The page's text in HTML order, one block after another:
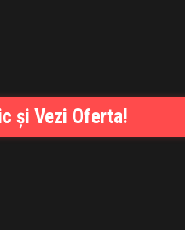
și Vezi Oferta!